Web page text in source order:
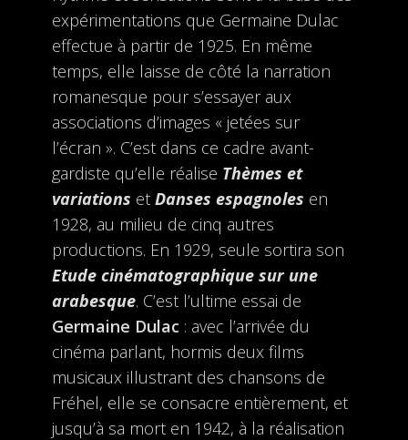
expérimentations que Germaine Dulac
effectue à partir de 1925. En même
temps, elle laisse de côté la narration
romanesque pour s’essayer aux
associations d’images « jetées sur
l’écran ». C’est dans ce cadre avant-
gardiste qu’elle réalise Thèmes et
variations et Danses espagnoles en
1928, au milieu de cinq autres
productions. En 1929, seule sortira son
Etude cinématographique sur une
arabesque. C’est l’ultime essai de
Germaine Dulac : avec l’arrivée du
cinéma parlant, hormis deux films
musicaux illustrant des chansons de
Fréhel, elle se consacre entièrement, et
jusqu’à sa mort en 1942, à la réalisation